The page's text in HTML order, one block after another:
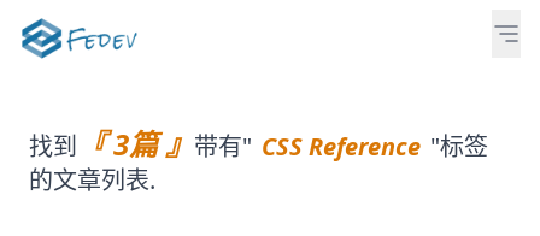
找到 『 3篇 』 带有" CSS Reference "标签
的文章列表.